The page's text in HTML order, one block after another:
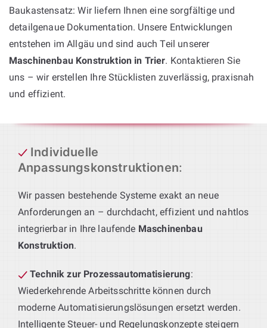
Baukastensatz: Wir liefern Ihnen eine sorgfältige und
detailgenaue Dokumentation. Unsere Entwicklungen
entstehen im Allgäu und sind auch Teil unserer
Maschinenbau Konstruktion in Trier. Kontaktieren Sie
uns – wir erstellen Ihre Stücklisten zuverlässig, praxisnah
und effizient.
Individuelle
Anpassungskonstruktionen:
Wir passen bestehende Systeme exakt an neue
Anforderungen an – durchdacht, effizient und nahtlos
integrierbar in Ihre laufende Maschinenbau
Konstruktion.
Technik zur Prozessautomatisierung:
Wiederkehrende Arbeitsschritte können durch
moderne Automatisierungslösungen ersetzt werden.
Intelligente Steuer- und Regelungskonzepte steigern